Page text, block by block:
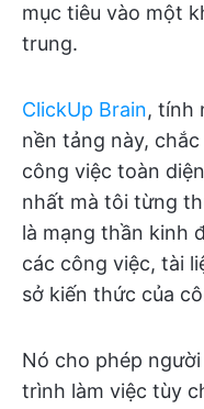
mục tiêu vào một
trung.
ClickUp Brain, tính
nền tảng này,
công việc toàn
nhất mà tôi từng
là mạng thần kinh
các công việc, tài
sở kiến thức của
Nó cho phép
trình làm việc tùy